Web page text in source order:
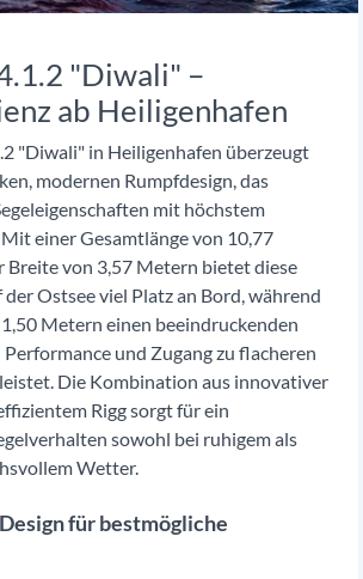
"Diwali" –
ab Heiligenhafen
"Diwali" in Heiligenhafen überzeugt
modernen Rumpfdesign, das
mit höchstem
einer Gesamtlänge von 10,77
Breite von 3,57 Metern bietet diese
Ostsee viel Platz an Bord, während
Metern einen beeindruckenden
und Zugang zu flacheren
Die Kombination aus innovativer
Rigg sorgt für ein
sowohl bei ruhigem als
Wetter.
für bestmögliche